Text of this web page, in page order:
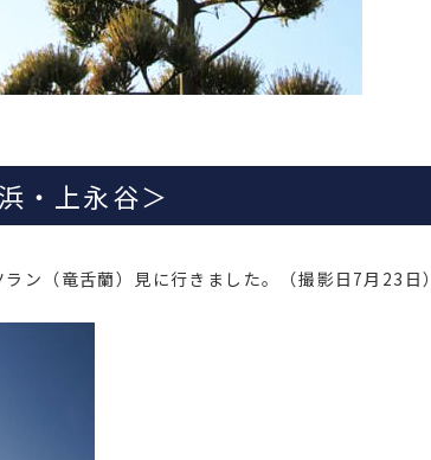
・上永谷＞
ン（竜舌蘭）見に行きました。（撮影日7月23日）